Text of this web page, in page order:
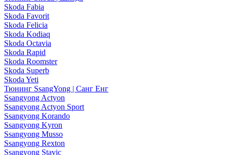
Skoda Fabia
Skoda Favorit
Skoda Felicia
Skoda Kodiaq
Skoda Octavia
Skoda Rapid
Skoda Roomster
Skoda Superb
Skoda Yeti
Тюнинг SsangYong | Санг Енг
Ssangyong Actyon
Ssangyong Actyon Sport
Ssangyong Korando
Ssangyong Kyron
Ssangyong Musso
Ssangyong Rexton
Ssangyong Stavic